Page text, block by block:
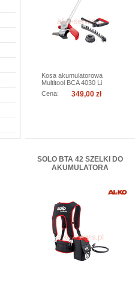
Kosa akumulatorowa
Multitool BCA 4030 Li
bazuje na...
Cena: 349,00 zł
SOLO BTA 42 SZELKI DO
AKUMULATORA